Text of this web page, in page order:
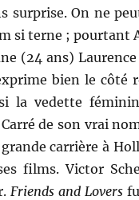
surprise. On ne
si terne ; pourtant
(24 ans)
bien le côté
si la vedette
de son vrai
carrière à
films. Victor
Friends and Lovers